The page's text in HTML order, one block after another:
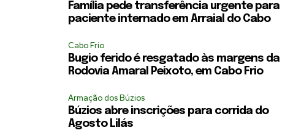
Família pede transferência urgente para
paciente internado em Arraial do Cabo
Cabo Frio
Bugio ferido é resgatado às margens da
Rodovia Amaral Peixoto, em Cabo Frio
Armação dos Búzios
Búzios abre inscrições para corrida do
Agosto Lilás